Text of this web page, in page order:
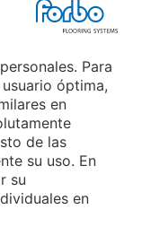
Para
óptima,
en
de las
su uso. En
su
en